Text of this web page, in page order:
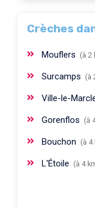
Crèches
Mouflers (à 2
Surcamps (à
Ville-le-
Gorenflos (à
Bouchon (à 4
L'Étoile (à 4